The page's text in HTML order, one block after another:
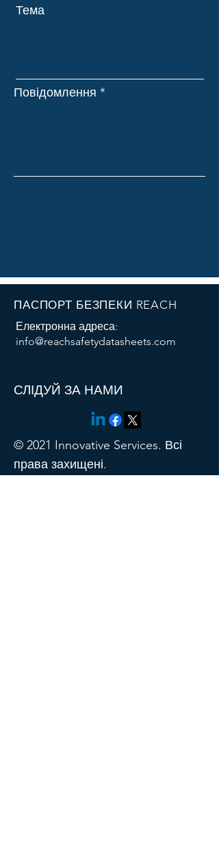
Тема
Повідомлення
ПАСПОРТ БЕЗПЕКИ REACH
Електронна адреса:
info@reachsafetydatasheets.com
СЛІДУЙ ЗА НАМИ
© 2021 Innovative Services. Всі
права захищені.